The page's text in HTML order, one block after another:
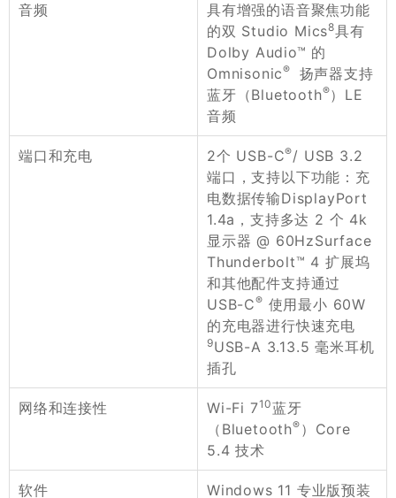
音频
具有增强的语音聚焦功能
的双 Studio Mics8具有
Dolby Audio™ 的
Omnisonic®
扬声器支持
蓝牙（Bluetooth®）LE
音频
端口和充电 2个 USB-C®/ USB 3.2
端口，支持以下功能：充
电数据传输DisplayPort
1.4a，支持多达 2 个 4k
显示器 @ 60HzSurface
Thunderbolt™ 4 扩展坞
和其他配件支持通过
USB-C® 使用最小 60W
的充电器进行快速充电
9USB-A 3.13.5 毫米耳机
插孔
网络和连接性 Wi-Fi 710蓝牙
（Bluetooth® ）Core
5.4 技术
软件
Windows 11 专业版预装